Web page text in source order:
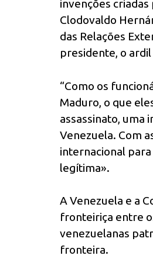
invenções
Clodovaldo
das Relações
presidente, o
“Como os
Maduro, o que
assassinato, uma
Venezuela. Com
internacional
legítima».
A Venezuela e a
fronteiriça entre
venezuelanas
fronteira.